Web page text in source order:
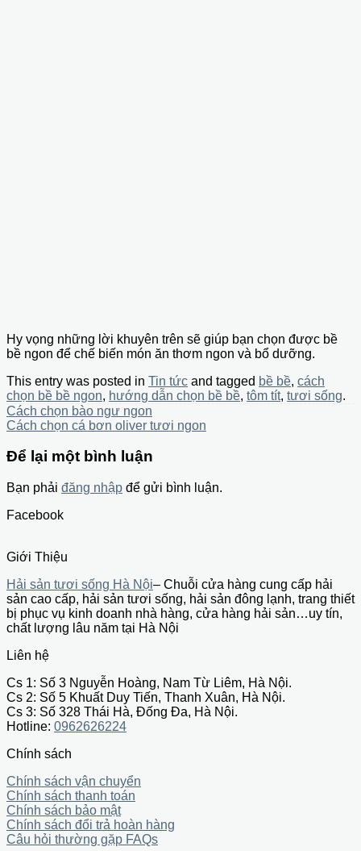
Hy vọng những lời khuyên trên sẽ giúp bạn chọn được bề
bề ngon để chế biến món ăn thơm ngon và bổ dưỡng.
This entry was posted in Tin tức and tagged bề bề, cách
chọn bề bề ngon, hướng dẫn chọn bề bề, tôm tít, tươi sống.
Cách chọn bào ngư ngon
Cách chọn cá bơn oliver tươi ngon
Để lại một bình luận
Bạn phải đăng nhập để gửi bình luận.
Facebook
Giới Thiệu
Hải sản tươi sống Hà Nội– Chuỗi cửa hàng cung cấp hải
sản cao cấp, hải sản tươi sống, hải sản đông lạnh, trang thiết
bị phục vụ kinh doanh nhà hàng, cửa hàng hải sản…uy tín,
chất lượng lâu năm tại Hà Nội
Liên hệ
Cs 1: Số 3 Nguyễn Hoàng, Nam Từ Liêm, Hà Nội.
Cs 2: Số 5 Khuất Duy Tiến, Thanh Xuân, Hà Nội.
Cs 3: Số 328 Thái Hà, Đống Đa, Hà Nội.
Hotline: 0962626224
Chính sách
Chính sách vận chuyển
Chính sách thanh toán
Chính sách bảo mật
Chính sách đổi trả hoàn hàng
Câu hỏi thường gặp FAQs